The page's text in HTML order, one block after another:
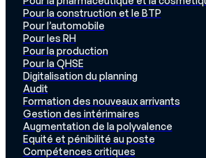
Pour la construction et le BTP
Pour l’automobile
Pour les RH
Pour la production
Pour la QHSE
Digitalisation du planning
Audit
Formation des nouveaux arrivants
Gestion des intérimaires
Augmentation de la polyvalence
Equité et pénibilité au poste
Compétences critiques